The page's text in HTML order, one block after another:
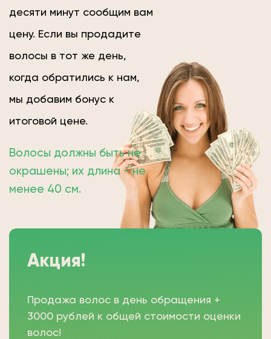
десяти минут сообщим вам
цену. Если вы продадите
волосы в тот же день,
когда обратились к нам,
мы добавим бонус к
итоговой цене.
Волосы должны быть не
окрашены; их длина − не
менее 40 см.
Акция!
Продажа волос в день обращения +
3000 рублей к общей стоимости оценки
волос!